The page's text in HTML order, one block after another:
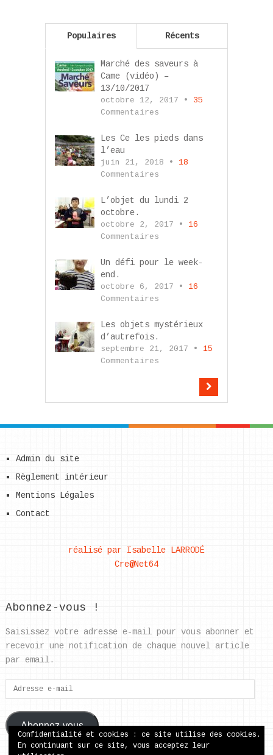
Populaires Récents
Marché des saveurs à
Came (vidéo) –
13/10/2017
octobre 12, 2017 • 35
Commentaires
Les Ce les pieds dans
l’eau
juin 21, 2018 • 18
Commentaires
L’objet du lundi 2
octobre.
octobre 2, 2017 • 16
Commentaires
Un défi pour le week-
end.
octobre 6, 2017 • 16
Commentaires
Les objets mystérieux
d’autrefois.
septembre 21, 2017 • 15
Commentaires
Admin du site
Règlement intérieur
Mentions Légales
Contact
réalisé par Isabelle LARRODÉ
Cre@Net64
Abonnez-vous !
Saisissez votre adresse e-mail pour vous abonner et
recevoir une notification de chaque nouvel article
par email.
Adresse
e-
mail
Abonnez-vous
Confidentialité et cookies : ce site utilise des cookies.
En continuant sur ce site, vous acceptez leur